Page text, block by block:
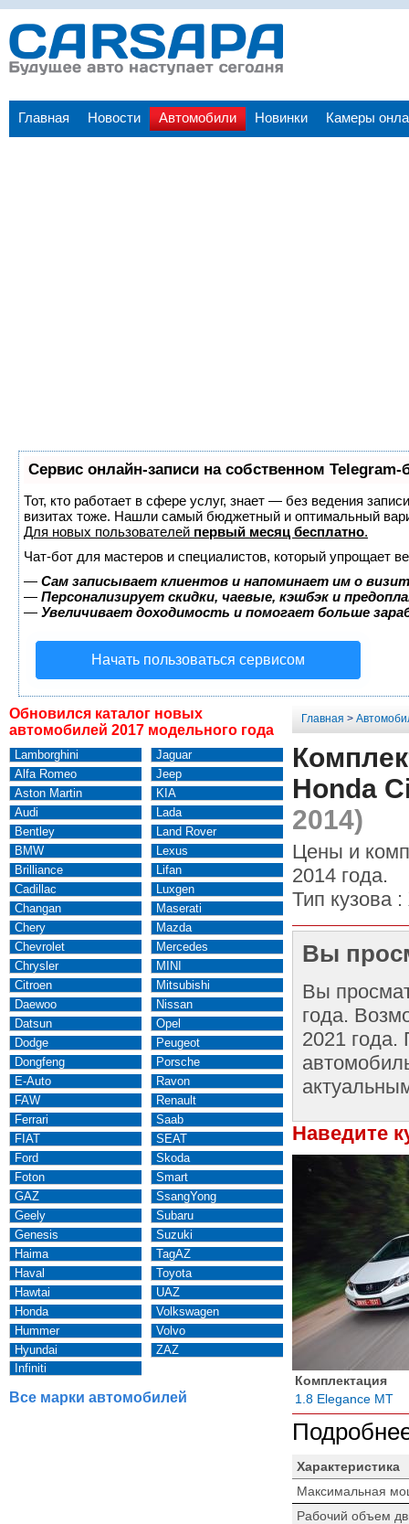
Главная Новости Автомобили Новинки Камеры
Сервис онлайн-записи на собственном Telegram-
Тот, кто работает в сфере услуг, знает — без ведения
визитах тоже. Нашли самый бюджетный и оптимальный
Для новых пользователей первый месяц бесплатно.
Чат-бот для мастеров и специалистов, который упрощает
— Сам записывает клиентов и напоминает им о
— Персонализирует скидки, чаевые, кэшбэк и
— Увеличивает доходимость и помогает больше
Начать пользоваться сервисом
Обновился каталог новых
автомобилей 2017 модельного года
Lamborghini
Alfa Romeo
Aston Martin
Audi
Bentley
BMW
Brilliance
Cadillac
Changan
Chery
Chevrolet
Chrysler
Citroen
Daewoo
Datsun
Dodge
Dongfeng
E-Auto
FAW
Ferrari
FIAT
Ford
Foton
GAZ
Geely
Genesis
Haima
Haval
Hawtai
Honda
Hummer
Hyundai
Infiniti
Jaguar
Jeep
KIA
Lada
Land Rover
Lexus
Lifan
Luxgen
Maserati
Mazda
Mercedes
MINI
Mitsubishi
Nissan
Opel
Peugeot
Porsche
Ravon
Renault
Saab
SEAT
Skoda
Smart
SsangYong
Subaru
Suzuki
TagAZ
Toyota
UAZ
Volkswagen
Volvo
ZAZ
Все марки автомобилей
Главная >
Honda
2014)
Цены и
2014 года.
Тип кузова :
Вы
Вы
года.
2021 года.
Наведите
Комплектация
1.8 Elegance MT
Характеристика
Максимальная
Рабочий объем